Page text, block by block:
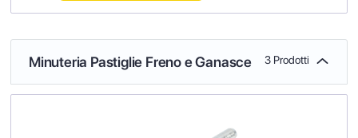
Minuteria Pastiglie Freno e Ganasce 3 Prodotti